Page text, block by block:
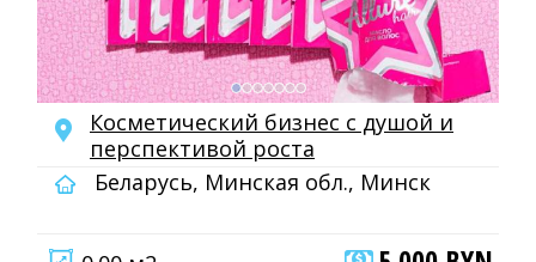
Косметический бизнес с душой и
перспективой роста
Беларусь, Минская обл., Минск